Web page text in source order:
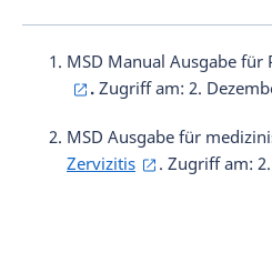
MSD Manual Ausgabe für
. Zugriff am: 2.
MSD Ausgabe für
Zervizitis
. Zugriff am: